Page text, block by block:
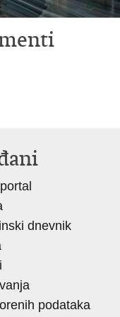
dnevnik
podataka